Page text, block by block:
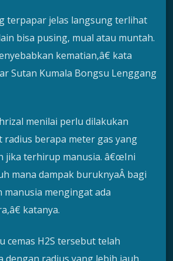
terpapar jelas langsung terlihat
bisa pusing, mual atau muntah.
kematian,â€ kata
Sutan Kumala Bongsu Lenggang
menilai perlu dilakukan
berapa meter gas yang
jika terhirup manusia. â€œIni
mana dampak buruknyaÂ bagi
mengingat ada
katanya.
cemas H2S tersebut telah